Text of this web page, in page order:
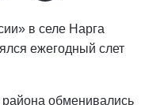
в селе Нарга
ежегодный слет
обменивались